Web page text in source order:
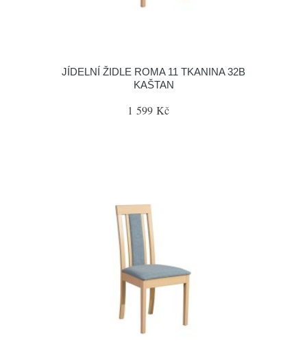
JÍDELNÍ ŽIDLE ROMA 11 TKANINA 32B
KAŠTAN
1 599 Kč